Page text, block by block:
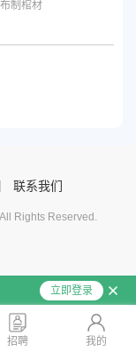
制棺材
联系我们
Rights Reserved.
立即登录
招聘 我的